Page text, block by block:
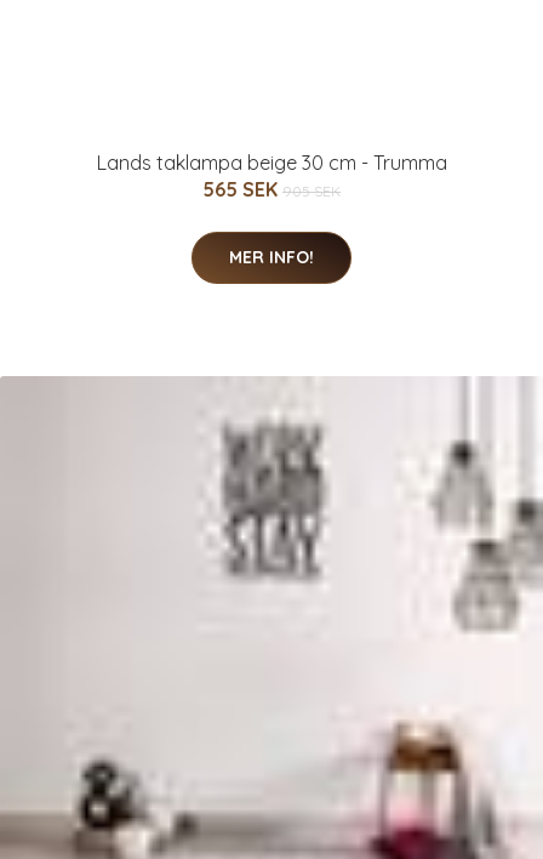
Lands taklampa beige 30 cm - Trumma
565 SEK 905 SEK
MER INFO!